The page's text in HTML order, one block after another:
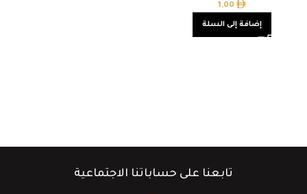
1,00
إضافة إلى السلة
تابعنا على حساباتنا الاجتماعية